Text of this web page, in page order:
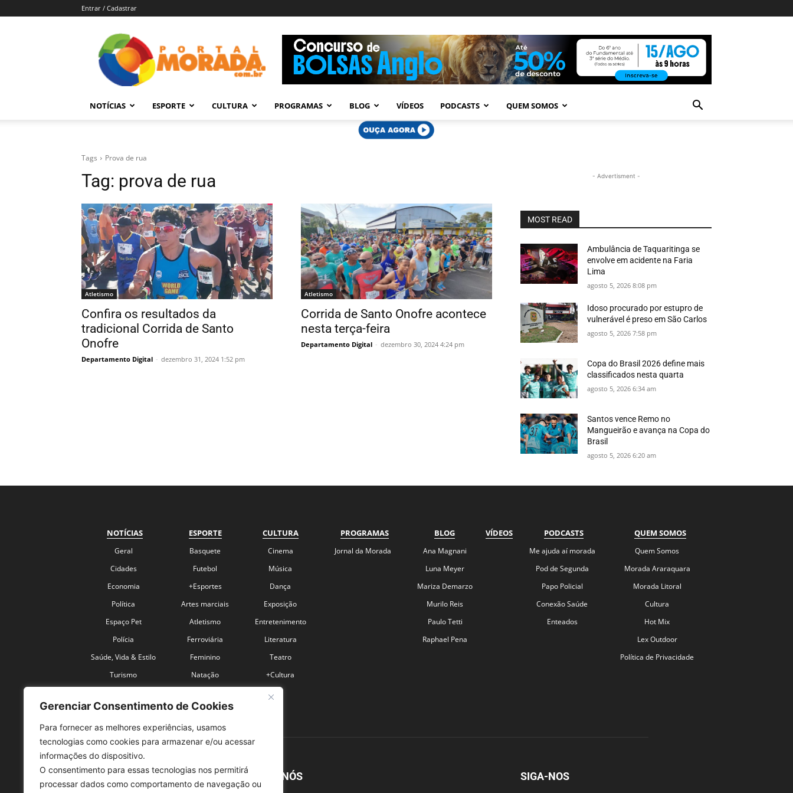
Gerenciar Consentimento de Cookies
Para fornecer as melhores experiências, usamos
tecnologias como cookies para armazenar e/ou acessar
informações do dispositivo.
O consentimento para essas tecnologias nos permitirá
processar dados como comportamento de navegação ou
Entrar / Cadastrar
Morada
–
Araraquara
NOTÍCIAS ESPORTE CULTURA PROGRAMAS BLOG VÍDEOS PODCASTS QUEM SOMOS
Tags Prova de rua
Tag: prova de rua
Atletismo
Confira os resultados da
tradicional Corrida de Santo
Onofre
Departamento Digital - dezembro 31, 2024 1:52 pm
Atletismo
Corrida de Santo Onofre acontece
nesta terça-feira
Departamento Digital - dezembro 30, 2024 4:24 pm
- Advertisment -
MOST READ
Ambulância de Taquaritinga se
envolve em acidente na Faria
Lima
agosto 5, 2026 8:08 pm
Idoso procurado por estupro de
vulnerável é preso em São Carlos
agosto 5, 2026 7:58 pm
Copa do Brasil 2026 define mais
classificados nesta quarta
agosto 5, 2026 6:34 am
Santos vence Remo no
Mangueirão e avança na Copa do
Brasil
agosto 5, 2026 6:20 am
NOTÍCIAS
Geral
Cidades
Economia
Política
Espaço Pet
Polícia
Saúde, Vida & Estilo
Turismo
ESPORTE
Basquete
Futebol
+Esportes
Artes marciais
Atletismo
Ferroviária
Feminino
Natação
CULTURA
Cinema
Música
Dança
Exposição
Entretenimento
Literatura
Teatro
+Cultura
PROGRAMAS
Jornal da Morada
BLOG
Ana Magnani
Luna Meyer
Mariza Demarzo
Murilo Reis
Paulo Tetti
Raphael Pena
VÍDEOS PODCASTS
Me ajuda aí morada
Pod de Segunda
Papo Policial
Conexão Saúde
Enteados
QUEM SOMOS
Quem Somos
Morada Araraquara
Morada Litoral
Cultura
Hot Mix
Lex Outdoor
Política de Privacidade
SOBRE NÓS SIGA-NOS